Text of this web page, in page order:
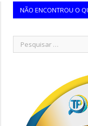
NÃO ENCONTROU O